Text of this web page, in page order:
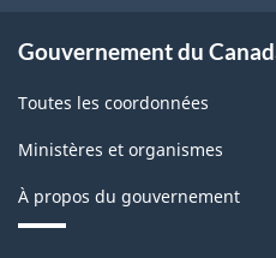
Gouvernement du
Toutes les coordonnées
Ministères et organismes
À propos du gouvernement